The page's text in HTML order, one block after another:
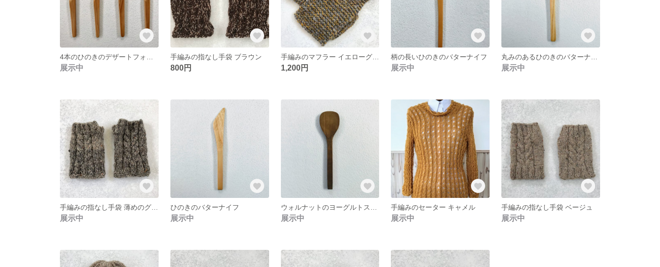
展示中
手編みの指なし手袋 ブラウン
800円
手編みのマフラー イエローグレー
1,200円
柄の長いひのきのバターナイフ
展示中 展示中
展示中
ひのきのバターナイフ
展示中 展示中
手編みのセーター キャメル
展示中
手編みの指なし手袋 ベージュ
展示中